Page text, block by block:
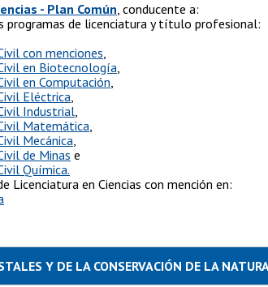
- Plan Común , conducente a:
programas de licenciatura y título profesional:
con menciones
en Biotecnología
en Computación
Eléctrica
Industrial
Matemática
Mecánica
de Minas e
Química.
Licenciatura en Ciencias con mención en:
Y DE LA CONSERVACIÓN DE LA